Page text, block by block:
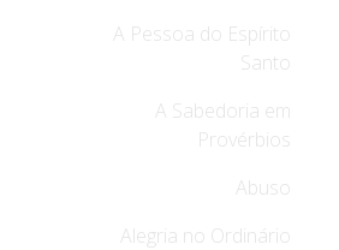
A Pessoa do Espírito
Santo
A Sabedoria em
Provérbios
Abuso
Alegria no Ordinário